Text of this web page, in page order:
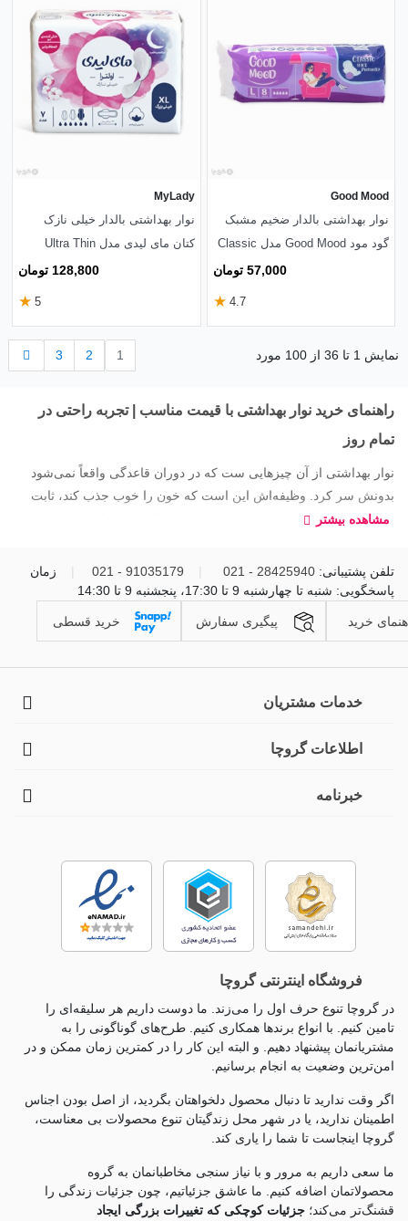
Good Mood
نوار بهداشتی بالدار ضخیم مشبک
گود مود Good Mood مدل Classic
57,000 تومان
4.7
★
MyLady
نوار بهداشتی بالدار خیلی نازک
کتان مای لیدی مدل Ultra Thin
128,800 تومان
5
★
نمایش 1 تا 36 از 100 مورد 1
2
3
راهنمای خرید نوار بهداشتی با قیمت مناسب | تجربه راحتی در
تمام روز
نوار بهداشتی از آن چیزهایی‌ ست که در دوران قاعدگی واقعاً نمی‌شود
بدونش سر کرد. وظیفه‌اش این است که خون را خوب جذب کند، ثابت
روی لباس زیر بماند و اجازه ندهد چیزی نشت کند تا در طول روز و حتی
در نظر گرفت؛ مثل میزان خونریزی، حساسیت پوستی، سایز مناسب،
این‌که برای روز می‌خواهید یا شب، و همین‌طور مدل پد—از بالدار و بدون
بال گرفته تا فوق‌نازک، ضخیم، مشبک و… . هر کدام برای شرایط
متفاوتی طراحی شده‌اند. پدهای روزانه برای ترشحات و لکه‌بینی کاربرد
در بازار هم برندهای ایرانی و خارجی زیادی پیدا می‌شود از تافته و پنبه‌
خودشان را دارند. خرید آنلاین نوار بهداشتی از فروشگاه‌هایی مثل گروچا
سریع محصول مناسب‌ تان را سفارش بدهید. خیلی‌ها هم کنار خرید نوار
انتخاب با توجه به میزان جذب: پدهای بهداشتی در تنوع زیادی از
میزان جذب تولید می‌شوند که بین اندازه و مقدار جذب نوار، رابطه
را خریداری کنید. اما اگر دارای خونریزی کم یا متوسط هستید، نوار
بهداشتی‌های با جذب و سایز متوسط، مناسب است. در این بین
مشاهده بیشتر
تلفن پشتیبانی: 28425940 - 021
91035179 - 021
زمان
پاسخگویی: شنبه تا چهارشنبه 9 تا 17:30، پنجشنبه 9 تا 14:30
خرید پیگیری سفارش خرید قسطی
خدمات مشتریان
اطلاعات گروچا
خبرنامه
فروشگاه اینترنتی گروچا
در گروچا تنوع حرف اول را می‌زند. ما دوست داریم هر سلیقه‌ای را
تامین کنیم. با انواع برندها همکاری کنیم. طرح‌های گوناگونی را به
مشتریانمان پیشنهاد دهیم. و البته این کار را در کمترین زمان ممکن و در
امن‌ترین وضعیت به انجام برسانیم.
اگر وقت ندارید تا دنبال محصول دلخواهتان بگردید، از اصل بودن اجناس
اطمینان ندارید، یا در شهر محل زندگیتان تنوع محصولات بی معناست،
گروچا اینجاست تا شما را یاری کند.
ما سعی داریم به مرور و با نیاز سنجی مخاطبانمان به گروه
محصولاتمان اضافه کنیم. ما عاشق جزئياتیم، چون جزئيات زندگی را
قشنگ‌تر می‌کند؛ جزئیات کوچکی که تغییرات بزرگی ایجاد